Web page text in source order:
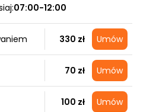
07:00-12:00
330 zł Umów
70 zł Umów
100 zł Umów